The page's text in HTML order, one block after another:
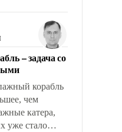
помогать
и
– задача со
корабль
чем
катера,
уже стало